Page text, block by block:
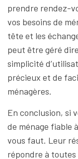
prendre rendez-
vos besoins de
tête et les
peut être géré
simplicité
précieux et de
ménagères.
En conclusion, si
de ménage fiable
vous faut. Leur
répondre à